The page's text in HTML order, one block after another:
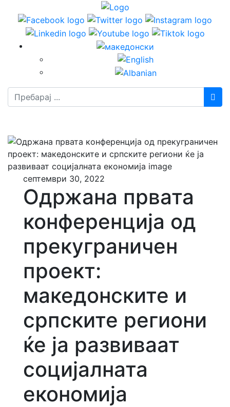
септември 30, 2022
Одржана првата
конференција од
прекуграничен
проект:
македонските и
српските региони
ќе ја развиваат
социјалната
економија